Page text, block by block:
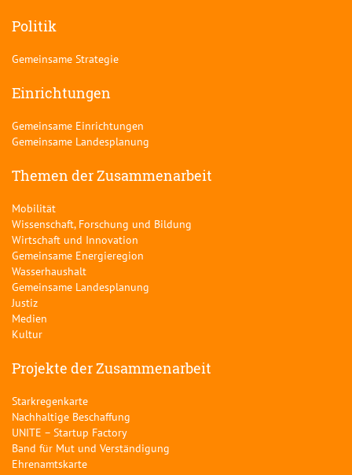
Politik
Gemeinsame Strategie
Einrichtungen
Gemeinsame Einrichtungen
Gemeinsame Landesplanung
Themen der Zusammenarbeit
Mobilität
Wissenschaft, Forschung und Bildung
Wirtschaft und Innovation
Gemeinsame Energieregion
Wasserhaushalt
Gemeinsame Landesplanung
Justiz
Medien
Kultur
Projekte der Zusammenarbeit
Starkregenkarte
Nachhaltige Beschaffung
UNITE – Startup Factory
Band für Mut und Verständigung
Ehrenamtskarte